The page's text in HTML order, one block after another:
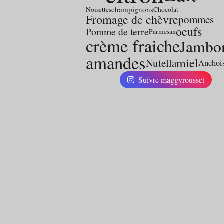
NoisetteschampignonsChocolat
Fromage de chèvrepommes
Pomme de terreParmesanoeufs
crème fraiche
amandesNutellamiel
Suivre maggyrousset